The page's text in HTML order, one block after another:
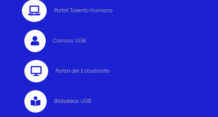
 Portal Talento Humano
 Canvas UGB
 Portal del Estudiante
 Biblioteca UGB